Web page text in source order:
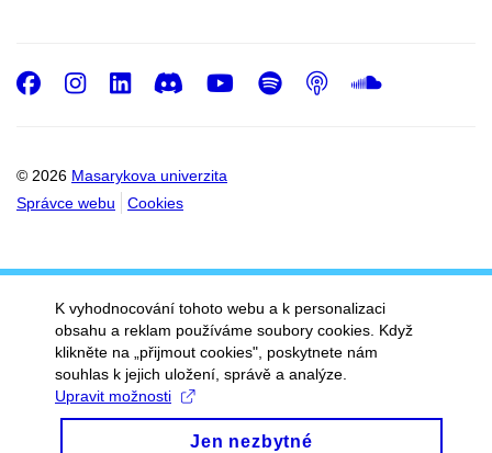
© 2026 Masarykova univerzita
Správce webu
Cookies
Facebook
Instagram
LinkedIn
DiscordYoutube
Spotify
Podcast
K vyhodnocování tohoto webu a k personalizaci
obsahu a reklam používáme soubory cookies. Když
klikněte na „přijmout cookies", poskytnete nám
souhlas k jejich uložení, správě a analýze.
Upravit možnosti
Jen nezbytné